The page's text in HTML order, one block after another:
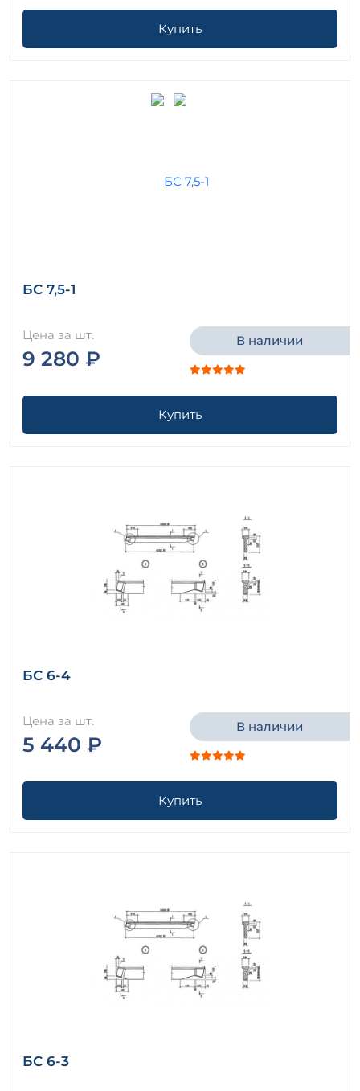
Купить
БС 7,5-1
Цена за шт.
9 280 ₽
В наличии
Купить
БС 6-4
Цена за шт.
5 440 ₽
В наличии
Купить
БС 6-3